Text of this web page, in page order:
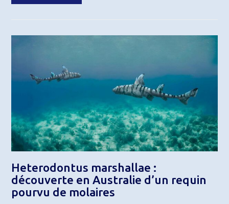
Heterodontus marshallae :
découverte en Australie d’un requin
pourvu de molaires